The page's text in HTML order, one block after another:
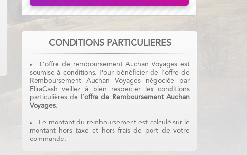
CONDITIONS PARTICULIERES
L’offre de remboursement Auchan Voyages est
soumise à conditions. Pour bénéficier de l'offre de
Remboursement Auchan Voyages négociée par
EliraCash veillez à bien respecter les conditions
particulières de l’offre de Remboursement Auchan
Voyages.
Le montant du remboursement est calculé sur le
montant hors taxe et hors frais de port de votre
commande.